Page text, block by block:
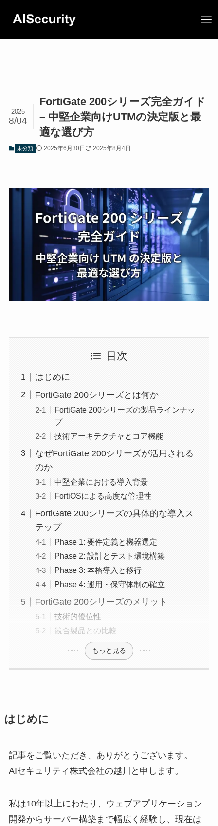
FortiGate 200シリーズ完全ガイド
– 中堅企業向けUTMの決定版と最
適な選び方
2025
8/04
未分類 2025年6月30日 2025年8月4日
目次
はじめに
FortiGate 200シリーズとは何か
FortiGate 200シリーズの製品ラインナッ
プ
技術アーキテクチャとコア機能
なぜFortiGate 200シリーズが活用される
のか
中堅企業における導入背景
FortiOSによる高度な管理性
FortiGate 200シリーズの具体的な導入ス
テップ
Phase 1: 要件定義と機器選定
Phase 2: 設計とテスト環境構築
Phase 3: 本格導入と移行
Phase 4: 運用・保守体制の確立
FortiGate 200シリーズのメリット
技術的優位性
競合製品との比較
もっと見る
はじめに
記事をご覧いただき、ありがとうございます。
AIセキュリティ株式会社の越川と申します。
私は10年以上にわたり、ウェブアプリケーション
開発からサーバー構築まで幅広く経験し、現在は